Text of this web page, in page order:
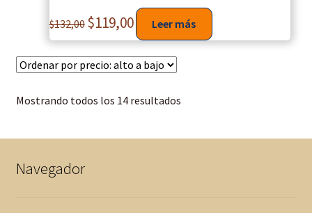
$132,00 $119,00 Leer más
Mostrando todos los 14 resultados
Navegador